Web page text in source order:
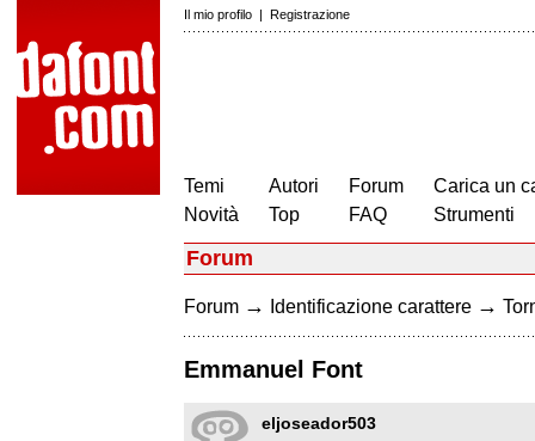
Il mio profilo | Registrazione
Temi
Novità
Autori
Top
Forum
FAQ
Carica un
Strumenti
Forum
Forum → Identificazione carattere →
Emmanuel Font
eljoseador503